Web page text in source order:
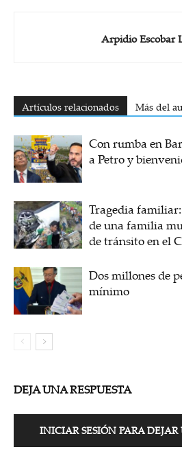
Arpidio Escobar
Artículos relacionados Más del
Con rumba en
a Petro y
Tragedia
de una familia
de tránsito en el
Dos millones de
mínimo
DEJA UNA RESPUESTA
INICIAR SESIÓN PARA